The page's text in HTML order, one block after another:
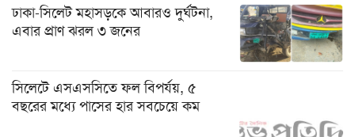
ঢাকা-সিলেট মহাসড়কে আবারও দুর্ঘটনা,
এবার প্রাণ ঝরল ৩ জনের
সিলেটে এসএসসিতে ফল বিপর্যয়, ৫
বছরের মধ্যে পাসের হার সবচেয়ে কম